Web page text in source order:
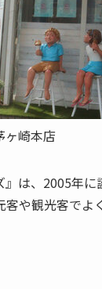
ヶ崎本店
』は、2005年に
客や観光客でよ